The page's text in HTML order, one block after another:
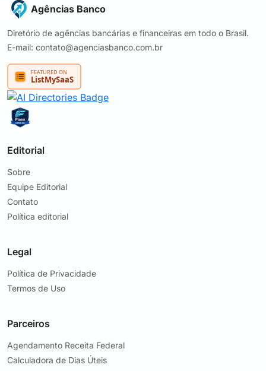
Agências Banco
Diretório de agências bancárias e financeiras em todo o Brasil.
E-mail: contato@agenciasbanco.com.br
Editorial
Sobre
Equipe Editorial
Contato
Política editorial
Legal
Política de Privacidade
Termos de Uso
Parceiros
Agendamento Receita Federal
Calculadora de Dias Úteis